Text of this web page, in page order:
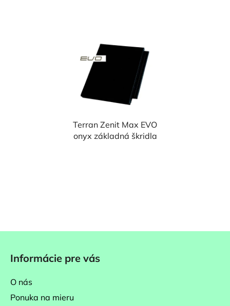
Terran Zenit Max EVO
onyx základná škridla
Informácie pre vás
O nás
Ponuka na mieru